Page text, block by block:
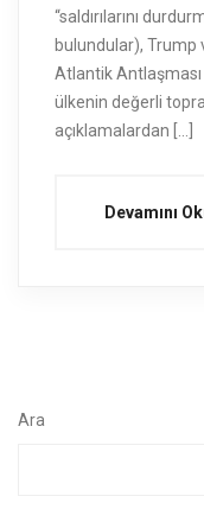
“saldırılarını
bulundular), Trump
Atlantik Antlaşması
ülkenin değerli
açıklamalardan […]
Devamını
Ara